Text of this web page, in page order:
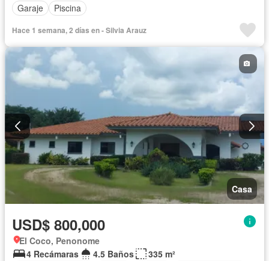
Garaje
Piscina
Hace 1 semana, 2 días en - Silvia Arauz
Casa
USD$ 800,000
El Coco, Penonome
4 Recámaras
4.5 Baños
335 m²